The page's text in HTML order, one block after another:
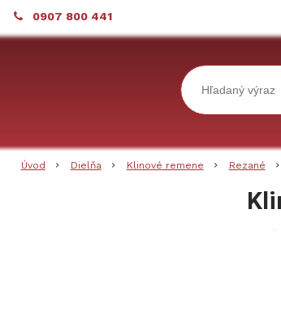
0907 800 441
Úvod Dielňa Klinové remene Rezané